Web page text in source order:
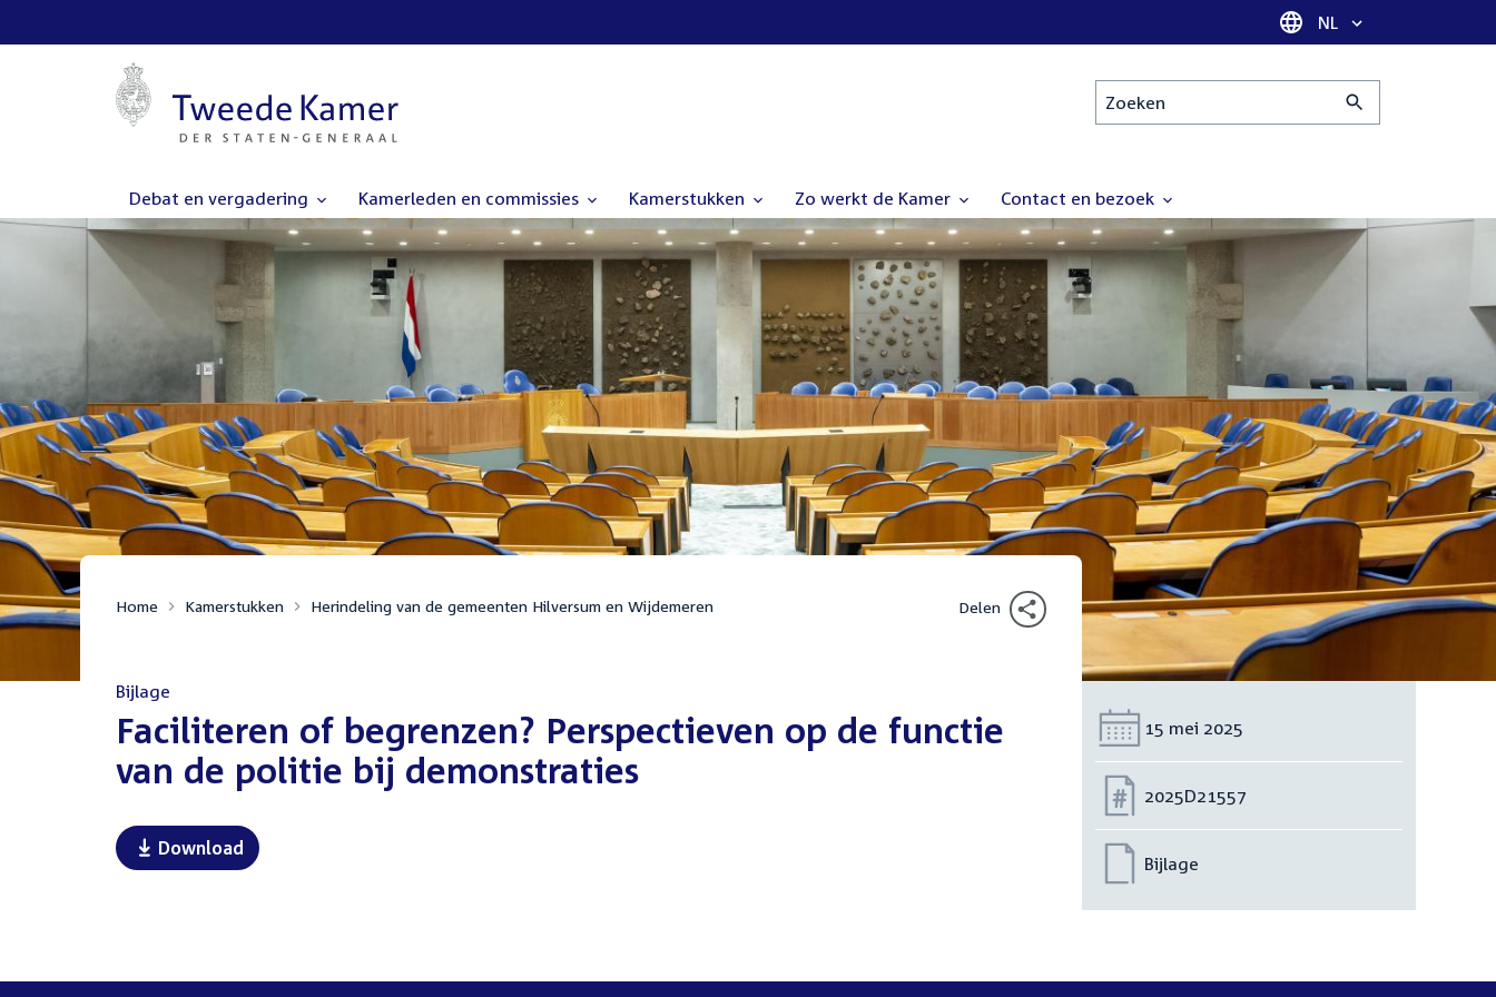
Taal selectie
NL
Zoeken
Debat en vergadering Kamerleden en commissies Kamerstukken Zo werkt de Kamer Contact en bezoek
Home Kamerstukken Herindeling van de gemeenten Hilversum en Wijdemeren Delen
Bijlage
:Faciliteren of begrenzen? Perspectieven op de functie
van de politie bij demonstraties
Download
Datum:
15 mei 2025
Nummer:
2025D21557
Bijlage